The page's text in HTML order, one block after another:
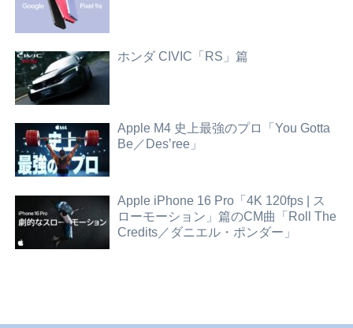
ホンダ CIVIC「RS」篇
Apple M4 史上最強のプロ「You Gotta
Be／Des’ree」
Apple iPhone 16 Pro「4K 120fps | ス
ローモーション」篇のCM曲「Roll The
Credits／ダニエル・ポンダー」